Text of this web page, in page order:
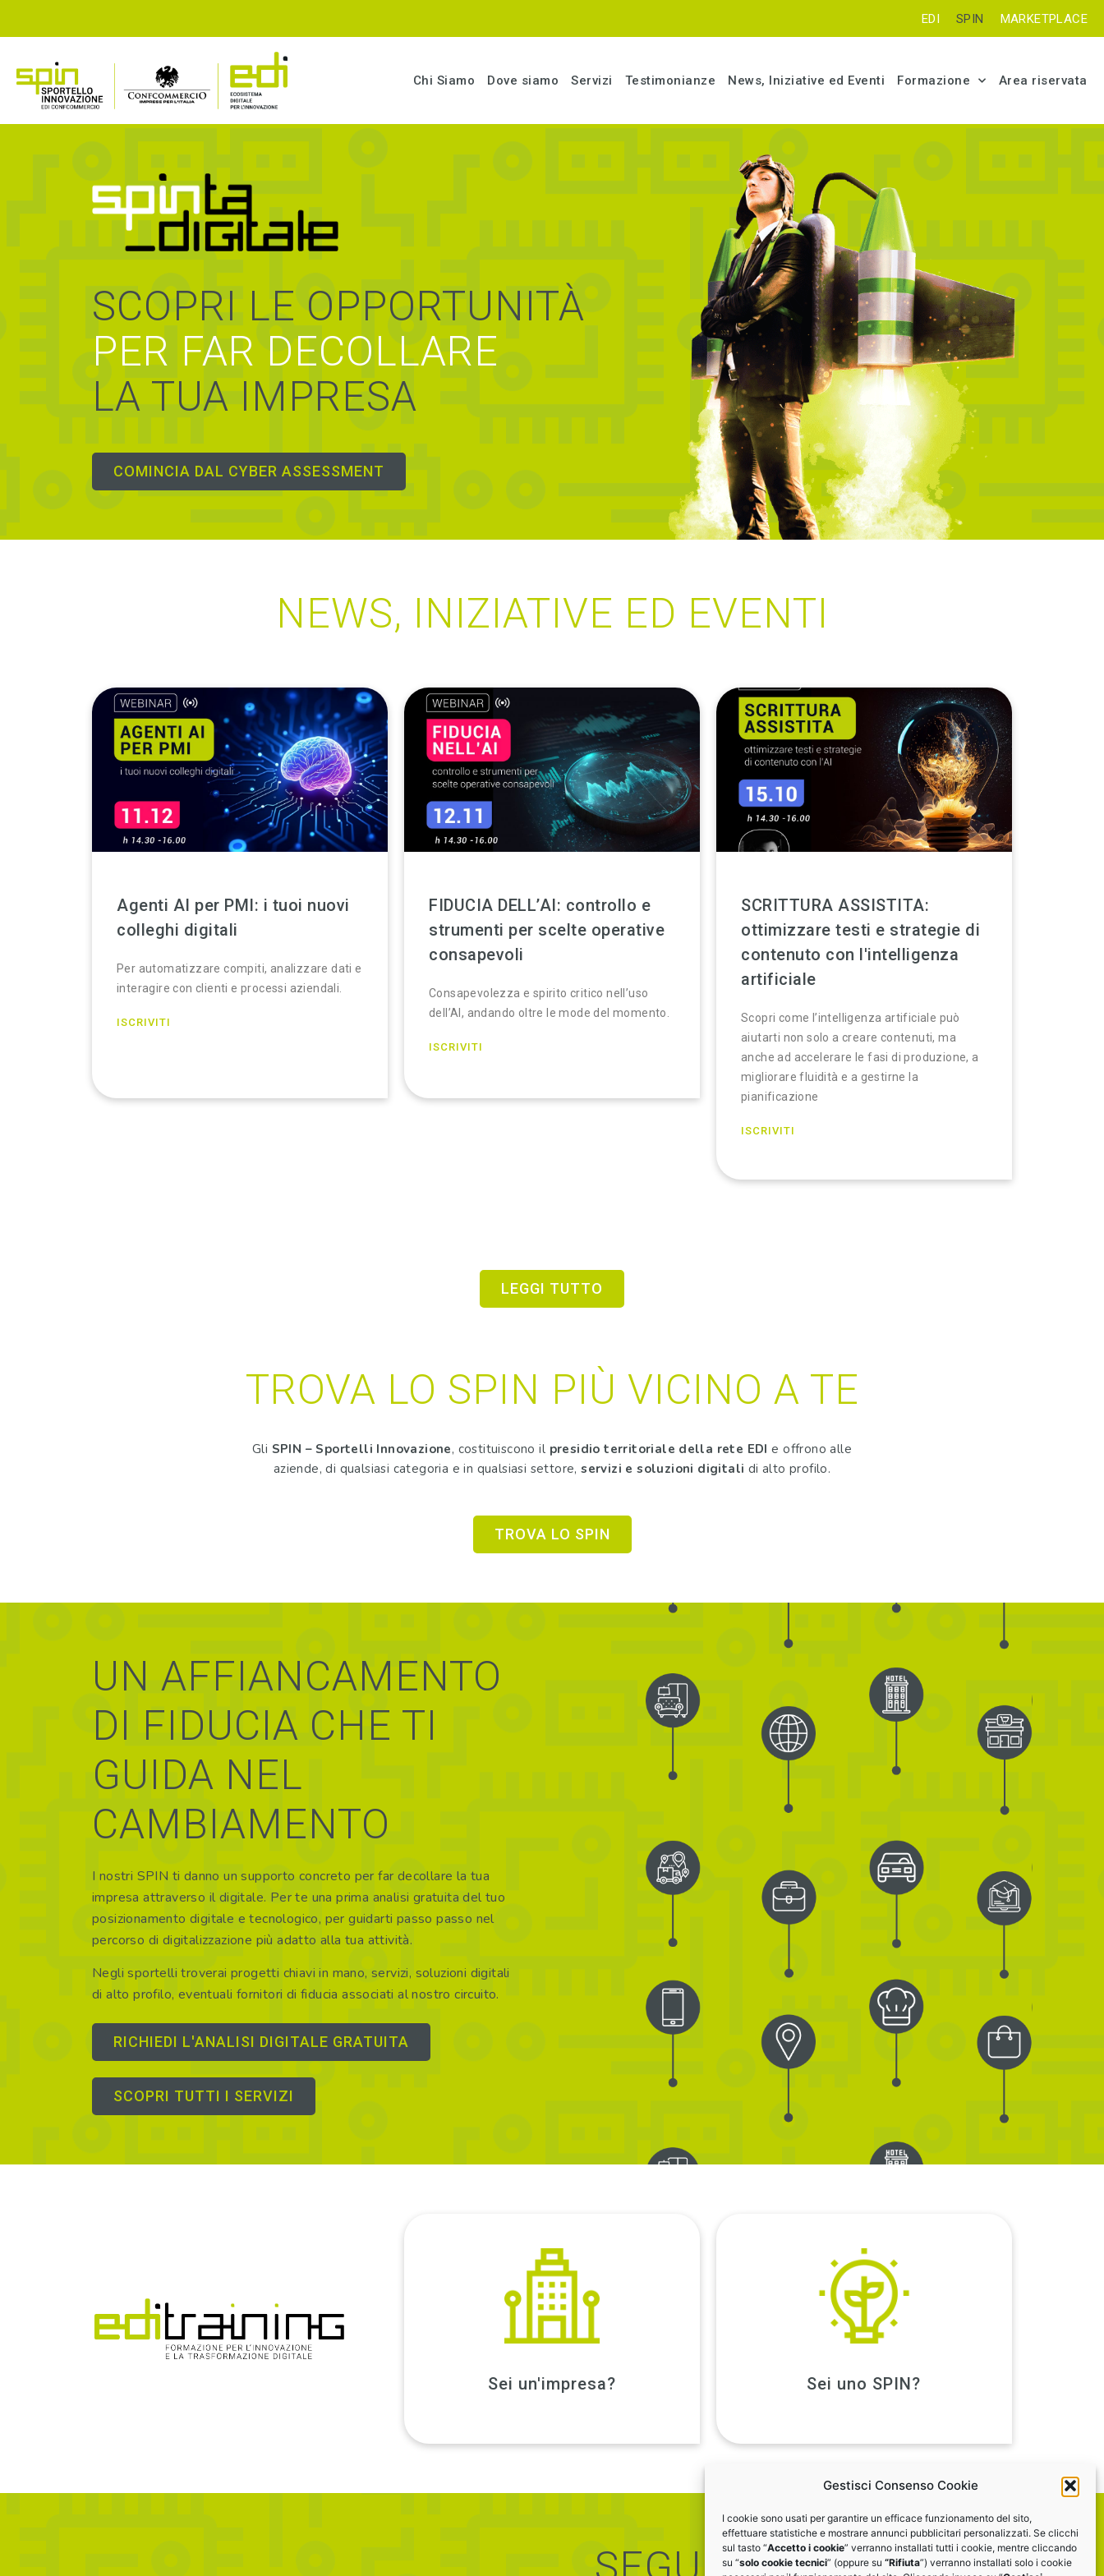
Gestisci Consenso Cookie
I cookie sono usati per garantire un efficace funzionamento del sito,
effettuare statistiche e mostrare annunci pubblicitari personalizzati. Se clicchi
sul tasto “Accetto i cookie” verranno installati tutti i cookie, mentre cliccando
su “solo cookie tecnici” (oppure su “Rifiuta”) verranno installati solo i cookie
EDI SPIN MARKETPLACE
Chi Siamo Dove siamo Servizi Testimonianze News, Iniziative ed Eventi Formazione Area riservata
SCOPRI LE OPPORTUNITÀ
PER FAR DECOLLARE
LA TUA IMPRESA
COMINCIA DAL CYBER ASSESSMENT
NEWS, INIZIATIVE ED EVENTI
Agenti AI per PMI: i tuoi nuovi
colleghi digitali
Per automatizzare compiti, analizzare dati e
interagire con clienti e processi aziendali.
ISCRIVITI
FIDUCIA DELL’AI: controllo e
strumenti per scelte operative
consapevoli
Consapevolezza e spirito critico nell’uso
dell’AI, andando oltre le mode del momento.
ISCRIVITI
SCRITTURA ASSISTITA:
ottimizzare testi e strategie di
contenuto con l'intelligenza
artificiale
Scopri come l’intelligenza artificiale può
aiutarti non solo a creare contenuti, ma
anche ad accelerare le fasi di produzione, a
migliorare fluidità e a gestirne la
pianificazione
ISCRIVITI
LEGGI TUTTO
TROVA LO SPIN PIÙ VICINO A TE
Gli SPIN – Sportelli Innovazione, costituiscono il presidio territoriale della rete EDI e offrono alle
aziende, di qualsiasi categoria e in qualsiasi settore,servizi e soluzioni digitali di alto profilo.
TROVA LO SPIN
UN AFFIANCAMENTO
DI FIDUCIA CHE TI
GUIDA NEL
CAMBIAMENTO
I nostri SPIN ti danno un supporto concreto per far decollare la tua
impresa attraverso il digitale. Per te una prima analisi gratuita del tuo
posizionamento digitale e tecnologico, per guidarti passo passo nel
percorso di digitalizzazione più adatto alla tua attività.
Negli sportelli troverai progetti chiavi in mano, servizi, soluzioni digitali
di alto profilo, eventuali fornitori di fiducia associati al nostro circuito.
RICHIEDI L'ANALISI DIGITALE GRATUITA
SCOPRI TUTTI I SERVIZI
Sei un'impresa?
dedicato
SCOPRI DI PIÙ
Sei uno SPIN?
Training
SCOPRI DI PIÙ